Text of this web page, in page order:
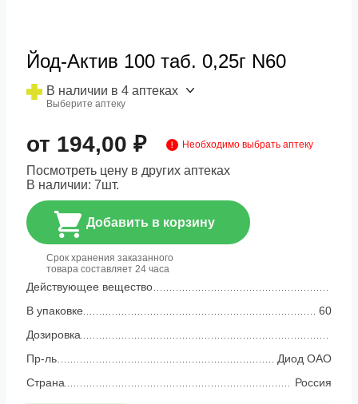
Йод-Актив 100 таб. 0,25г N60
В наличии в 4 аптеках
Выберите аптеку
от 194,00 ₽ Необходимо выбрать аптеку
Посмотреть цену в других аптеках
В наличии: 7шт.
Добавить в корзину
Срок хранения заказанного
товара составляет 24 часа
Действующее вещество
В упаковке
60
Дозировка
Пр-ль
Диод ОАО
Страна
Россия